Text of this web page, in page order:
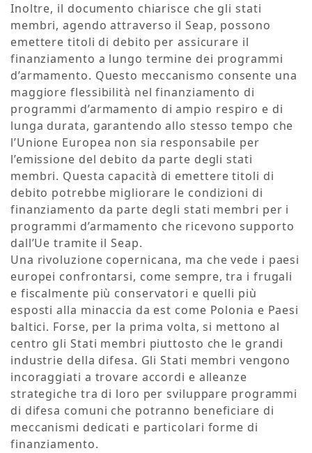
Inoltre, il documento chiarisce che gli stati
membri, agendo attraverso il Seap, possono
emettere titoli di debito per assicurare il
finanziamento a lungo termine dei programmi
d’armamento. Questo meccanismo consente una
maggiore flessibilità nel finanziamento di
programmi d’armamento di ampio respiro e di
lunga durata, garantendo allo stesso tempo che
l’Unione Europea non sia responsabile per
l’emissione del debito da parte degli stati
membri. Questa capacità di emettere titoli di
debito potrebbe migliorare le condizioni di
finanziamento da parte degli stati membri per i
programmi d’armamento che ricevono supporto
dall’Ue tramite il Seap.
Una rivoluzione copernicana, ma che vede i paesi
europei confrontarsi, come sempre, tra i frugali
e fiscalmente più conservatori e quelli più
esposti alla minaccia da est come Polonia e Paesi
baltici. Forse, per la prima volta, si mettono al
centro gli Stati membri piuttosto che le grandi
industrie della difesa. Gli Stati membri vengono
incoraggiati a trovare accordi e alleanze
strategiche tra di loro per sviluppare programmi
di difesa comuni che potranno beneficiare di
meccanismi dedicati e particolari forme di
finanziamento.